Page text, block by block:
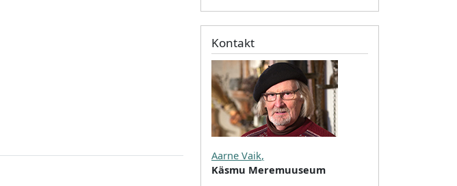
Kontakt
Aarne Vaik,
Käsmu Meremuuseum